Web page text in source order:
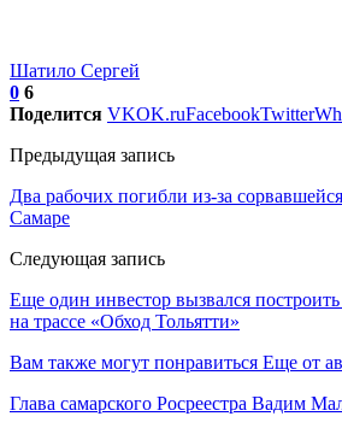
Шатило Сергей
0 6
Поделится VKOK.ruFacebookTwitter
Предыдущая запись
Два рабочих погибли из-за
Самаре
Следующая запись
Еще один инвестор вызвался построить
на трассе «Обход Тольятти»
Вам также могут понравиться Еще от
Глава самарского Росреестра Вадим